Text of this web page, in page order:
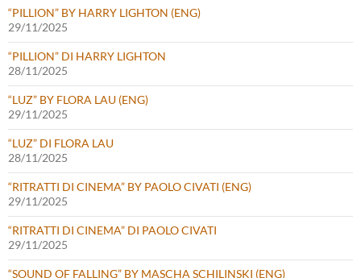
“PILLION” BY HARRY LIGHTON (ENG)
29/11/2025
“PILLION” DI HARRY LIGHTON
28/11/2025
“LUZ” BY FLORA LAU (ENG)
29/11/2025
“LUZ” DI FLORA LAU
28/11/2025
“RITRATTI DI CINEMA” BY PAOLO CIVATI (ENG)
29/11/2025
“RITRATTI DI CINEMA” DI PAOLO CIVATI
29/11/2025
“SOUND OF FALLING” BY MASCHA SCHILINSKI (ENG)